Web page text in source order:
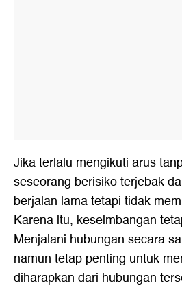
Jika terlalu mengikuti arus
seseorang berisiko terjebak
berjalan lama tetapi tidak
Karena itu, keseimbangan
Menjalani hubungan secara
namun tetap penting untuk
diharapkan dari hubungan